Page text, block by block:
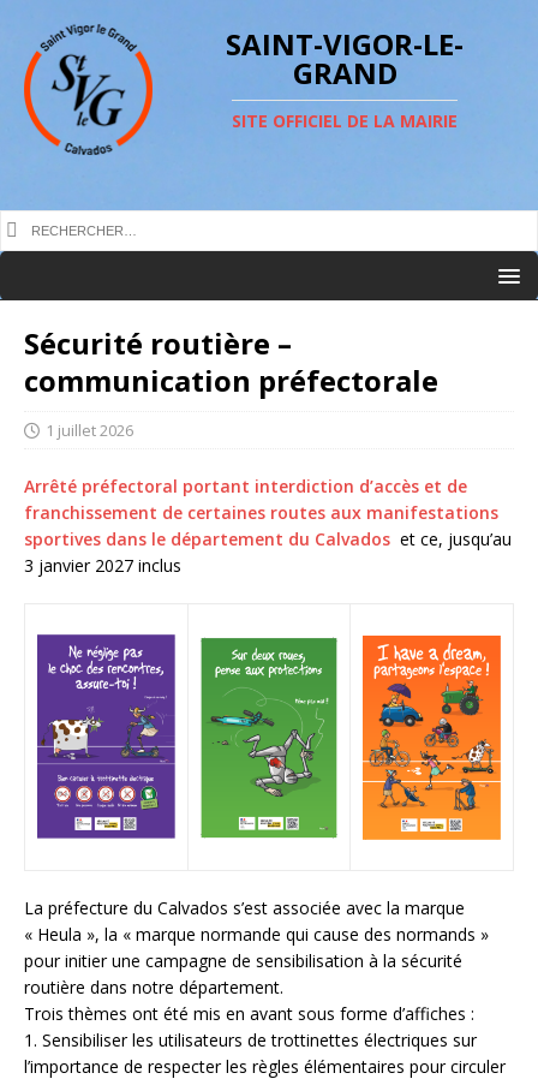
SAINT-VIGOR-LE-
GRAND
SITE OFFICIEL DE LA MAIRIE
Sécurité routière –
communication préfectorale
1 juillet 2026
Arrêté préfectoral portant interdiction d’accès et de
franchissement de certaines routes aux manifestations
sportives dans le département du Calvados et ce, jusqu’au
3 janvier 2027 inclus
La préfecture du Calvados s’est associée avec la marque
« Heula », la « marque normande qui cause des normands »
pour initier une campagne de sensibilisation à la sécurité
routière dans notre département.
Trois thèmes ont été mis en avant sous forme d’affiches :
1. Sensibiliser les utilisateurs de trottinettes électriques sur
l’importance de respecter les règles élémentaires pour circuler